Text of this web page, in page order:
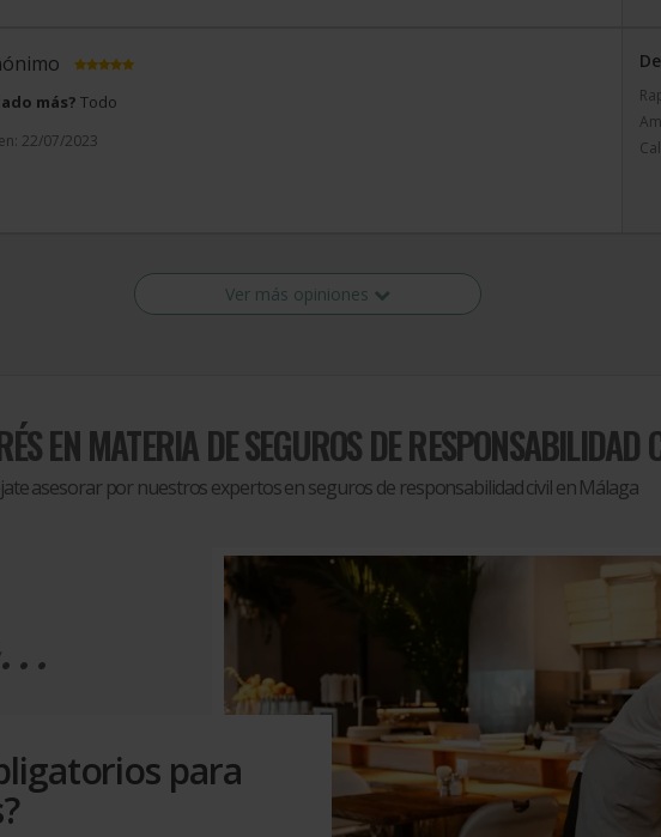
más? Todo
22/07/2023
Ver más opiniones
EN MATERIA DESEGUROS DE RESPONSABILIDAD
asesorar por nuestros expertos en seguros de responsabilidad civil en Málaga
para